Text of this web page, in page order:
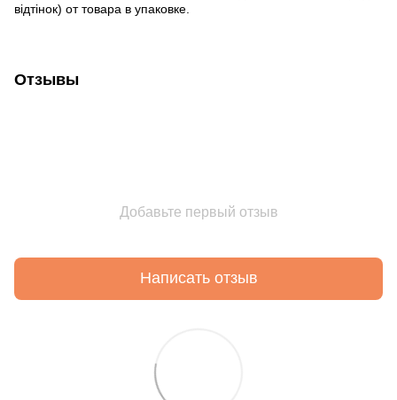
відтінок) от товара в упаковке.
Отзывы
Добавьте первый отзыв
Написать отзыв